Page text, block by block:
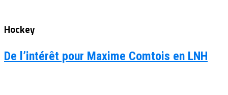
Hockey
De l’intérêt pour Maxime Comtois en LNH